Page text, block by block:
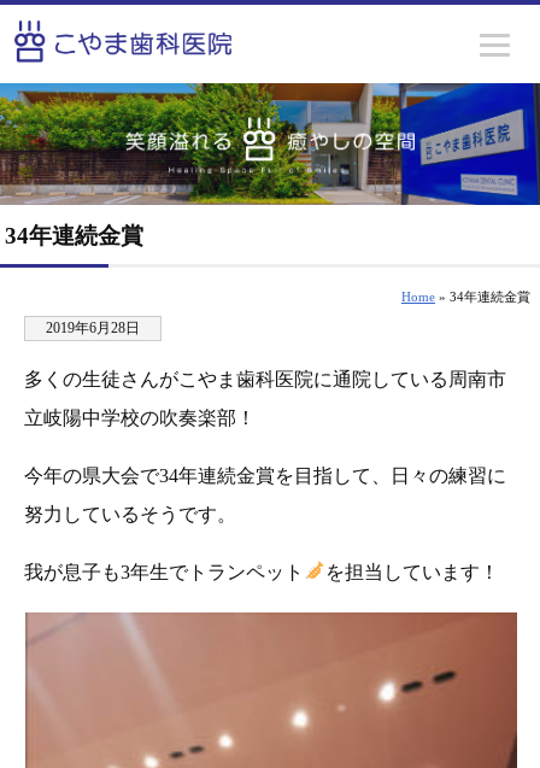
34年連続金賞
Home » 34年連続金賞
2019年6月28日
多くの生徒さんがこやま歯科医院に通院している周南市
立岐陽中学校の吹奏楽部！
今年の県大会で34年連続金賞を目指して、日々の練習に
努力しているそうです。
我が息子も3年生でトランペット を担当しています！